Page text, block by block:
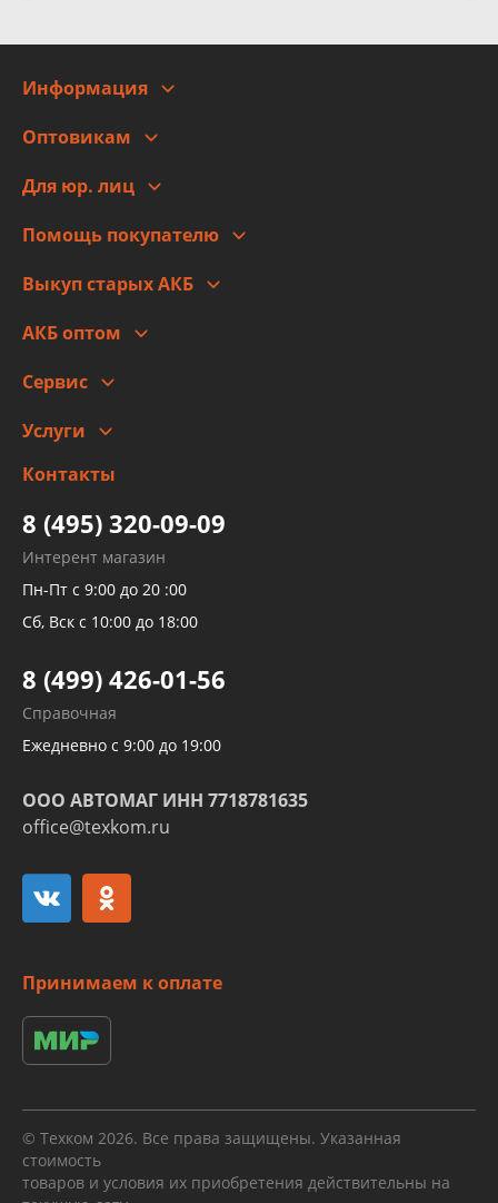
Информация
Адреса
Новости
Правовая информация
Оптовикам
Для юр. лиц
Помощь покупателю
Оплата
Гарантии и возврат
Выкуп старых АКБ
АКБ оптом
Сервис
Заправка кондиционера авто
Детейлинг
Услуги
высокого давления
Тормозных трубок
Рукавов гидроусилителей
Рукавов компрессоров и турбин
Трубок кондиционеров
Развертка пайка медных стальных
алюминиевых трубок и штуцеров
Контакты
8 (495) 320-09-09
Интерент магазин
Пн-Пт с 9:00 до 20 :00
Сб, Вск с 10:00 до 18:00
8 (499) 426-01-56
Справочная
Ежедневно с 9:00 до 19:00
ООО АВТОМАГ ИНН 7718781635
office@texkom.ru
Принимаем к оплате
© Техком 2026. Все права защищены. Указанная
стоимость
товаров и условия их приобретения действительны на